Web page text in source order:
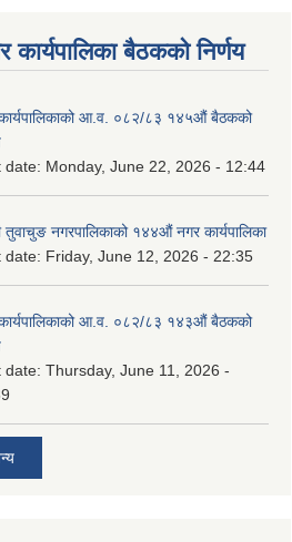
कार्यपालिका बैठकको निर्णय
आ.व. ०८२/८३ १४५औं बैठकको
date: Monday, June 22, 2026 - 12:44
तुवाचुङ नगरपालिकाको १४४औं नगर कार्यपालिका
date: Friday, June 12, 2026 - 22:35
आ.व. ०८२/८३ १४३औं बैठकको
date: Thursday, June 11, 2026 -